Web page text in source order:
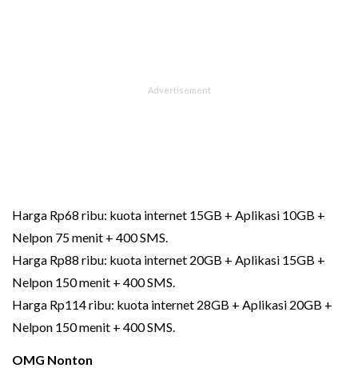
Harga Rp68 ribu: kuota internet 15GB + Aplikasi 10GB +
Nelpon 75 menit + 400 SMS.
Harga Rp88 ribu: kuota internet 20GB + Aplikasi 15GB +
Nelpon 150 menit + 400 SMS.
Harga Rp114 ribu: kuota internet 28GB + Aplikasi 20GB +
Nelpon 150 menit + 400 SMS.
OMG Nonton